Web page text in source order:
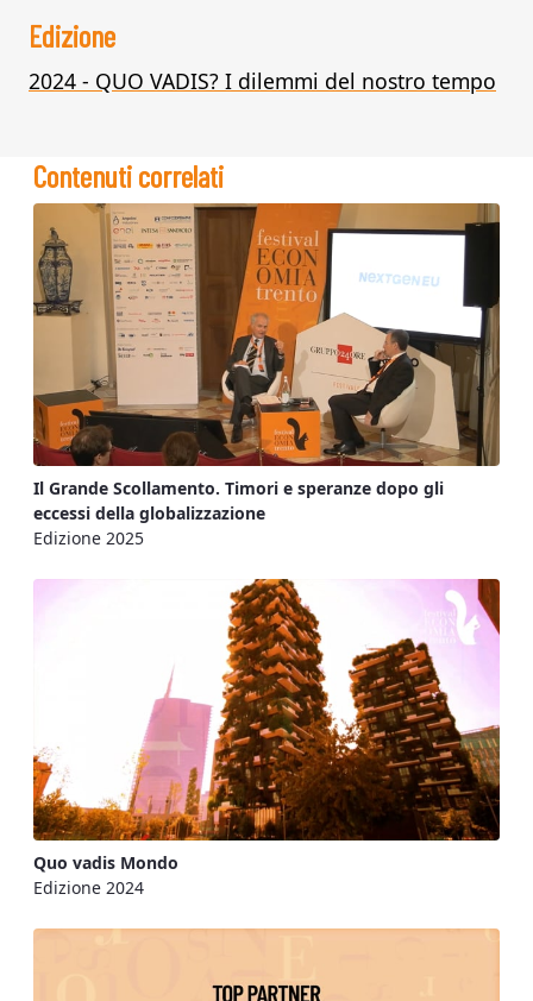
Edizione
2024 - QUO VADIS? I dilemmi del nostro tempo
Contenuti correlati
Il Grande Scollamento. Timori e speranze dopo gli
eccessi della globalizzazione
Edizione 2025
Quo vadis Mondo
Edizione 2024